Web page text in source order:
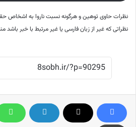
نظرات حاوی توهین و هرگونه نسبت ناروا به اشخاص
نظراتی که غیر از زبان فارسی یا غیر مرتبط با خبر باشد